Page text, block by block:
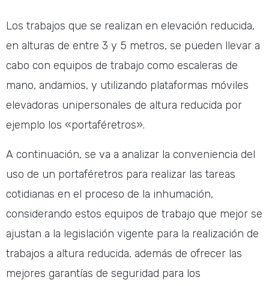
Los trabajos que se realizan en elevación reducida,
en alturas de entre 3 y 5 metros, se pueden llevar a
cabo con equipos de trabajo como escaleras de
mano, andamios, y utilizando plataformas móviles
elevadoras unipersonales de altura reducida por
ejemplo los «portaféretros».
A continuación, se va a analizar la conveniencia del
uso de un portaféretros para realizar las tareas
cotidianas en el proceso de la inhumación,
considerando estos equipos de trabajo que mejor se
ajustan a la legislación vigente para la realización de
trabajos a altura reducida, además de ofrecer las
mejores garantías de seguridad para los